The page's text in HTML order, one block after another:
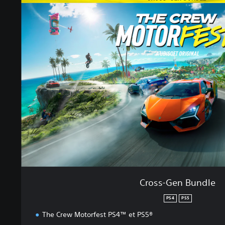
s
e
n
B
u
n
d
l
e
Cross-Gen Bundle
PS4 PS5
The Crew Motorfest PS4™ et PS5®